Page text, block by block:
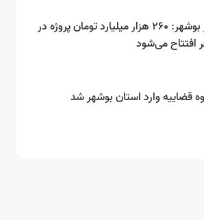
استاندار بوشهر: ۲۶۰ هزار میلیارد تومان پروژه در
افتتاح می‌شود
قضاییه وارد استان بوشهر شد